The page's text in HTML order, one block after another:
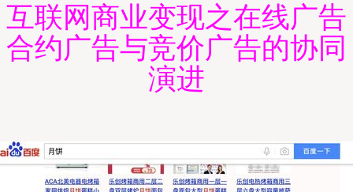
互联网商业变现之在线广告
合约广告与竞价广告的协同
演进